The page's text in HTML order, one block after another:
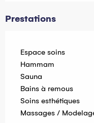
Prestations
Espace soins
Hammam
Sauna
Bains à remous
Soins esthétiques
Massages /